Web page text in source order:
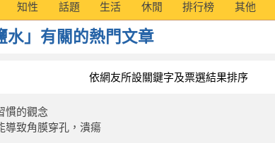
知性 話題 生活 休閒 排行榜 其他
水」有關的熱門文章
依網友所設關鍵字及票選結果排序
慣的觀念
導致角膜穿孔，潰瘍